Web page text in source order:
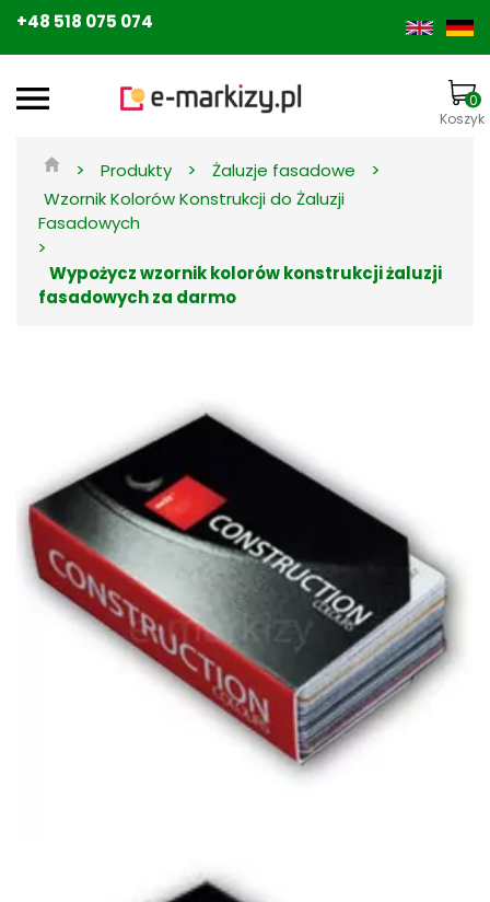
+48 518 075 074
0
Koszyk
> Produkty > Żaluzje fasadowe >
Wzornik Kolorów Konstrukcji do Żaluzji
Fasadowych
>
Wypożycz wzornik kolorów konstrukcji żaluzji
fasadowych za darmo